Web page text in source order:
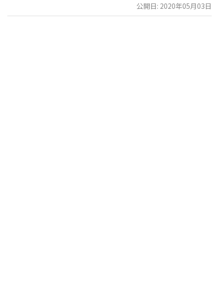
公開日: 2020年05月03日